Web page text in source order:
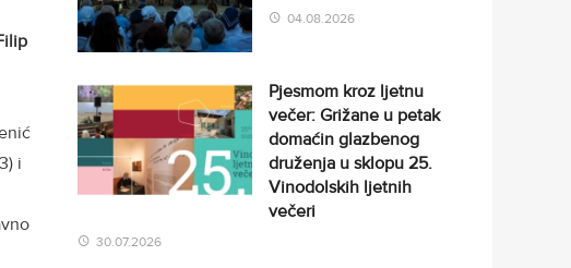
i
04.08.2026
Pjesmom kroz ljetnu
večer: Grižane u petak
domaćin glazbenog
druženja u sklopu 25.
Vinodolskih ljetnih
večeri
30.07.2026